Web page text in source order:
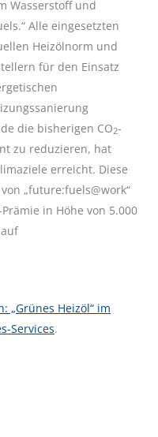
Wasserstoff und
Alle eingesetzten
Heizölnorm und
für den Einsatz
die bisherigen CO2-
zu reduzieren, hat
erreicht. Diese
„future:fuels@work“
in Höhe von 5.000
„Grünes Heizöl“ im
Services.